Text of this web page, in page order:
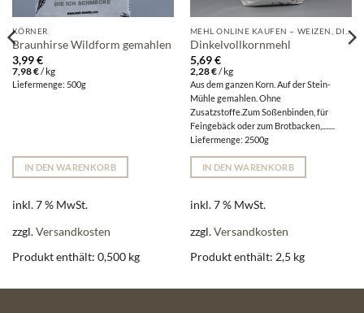
KÖRNER
Braunhirse Wildform gemahlen
3,99€
7,98€/kg
Liefermenge: 500g
IN DEN WARENKORB
inkl. 7 % MwSt.
zzgl.Versandkosten
Produkt enthält: 0,500 kg
MEHL ONLINE KAUFEN – WEIZEN, DINKEL, ROGGEN & MEHR DIREKT VON DER MÜHLE
Dinkelvollkornmehl
5,69€
2,28€/kg
Aus dem ganzen Korn. Auf der Stein-
Mühle gemahlen. Ohne
Zusatzstoffe.Zum Soßenbinden, für
Feingebäck oder zum Brotbacken,........
Liefermenge: 2500g
IN DEN WARENKORB
inkl. 7 % MwSt.
zzgl.Versandkosten
Produkt enthält: 2,5 kg